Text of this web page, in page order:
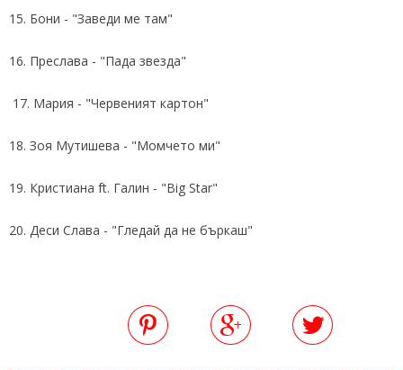
15. Бони - "Заведи ме там"
16. Преслава - "Пада звезда"
17. Мария - "Червеният картон"
18. Зоя Мутишева - "Момчето ми"
19. Кристиана ft. Галин - "Big Star"
20. Деси Слава - "Гледай да не бъркаш"